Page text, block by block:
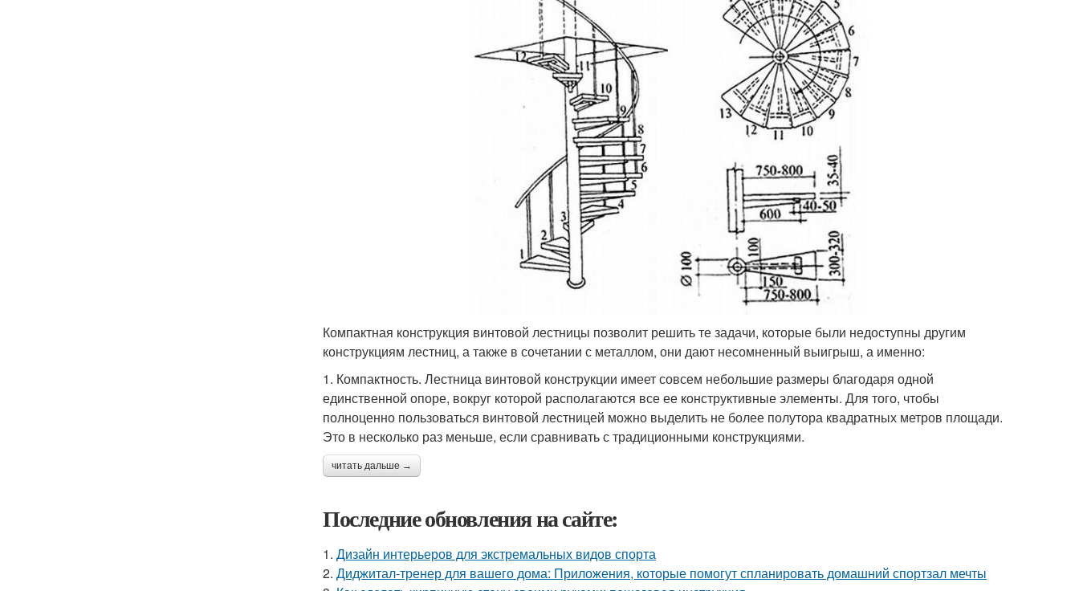
Компактная конструкция винтовой лестницы позволит решить те задачи, которые были недоступны другим
конструкциям лестниц, а также в сочетании с металлом, они дают несомненный выигрыш, а именно:
1. Компактность. Лестница винтовой конструкции имеет совсем небольшие размеры благодаря одной
единственной опоре, вокруг которой располагаются все ее конструктивные элементы. Для того, чтобы
полноценно пользоваться винтовой лестницей можно выделить не более полутора квадратных метров площади.
Это в несколько раз меньше, если сравнивать с традиционными конструкциями.
читать дальше →
Последние обновления на сайте:
1. Дизайн интерьеров для экстремальных видов спорта
2. Диджитал-тренер для вашего дома: Приложения, которые помогут спланировать домашний спортзал мечты